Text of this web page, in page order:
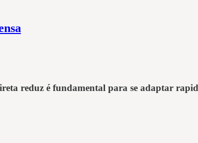
reduz é fundamental para se adaptar